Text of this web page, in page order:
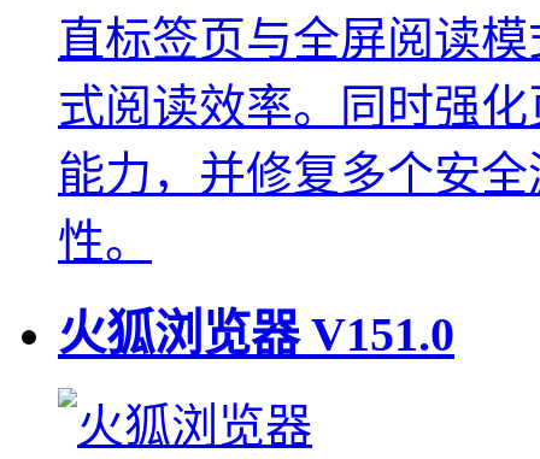
直标签页与全屏阅读
式阅读效率。同时强
能力，并修复多个安
性。
火狐浏览器V151.0